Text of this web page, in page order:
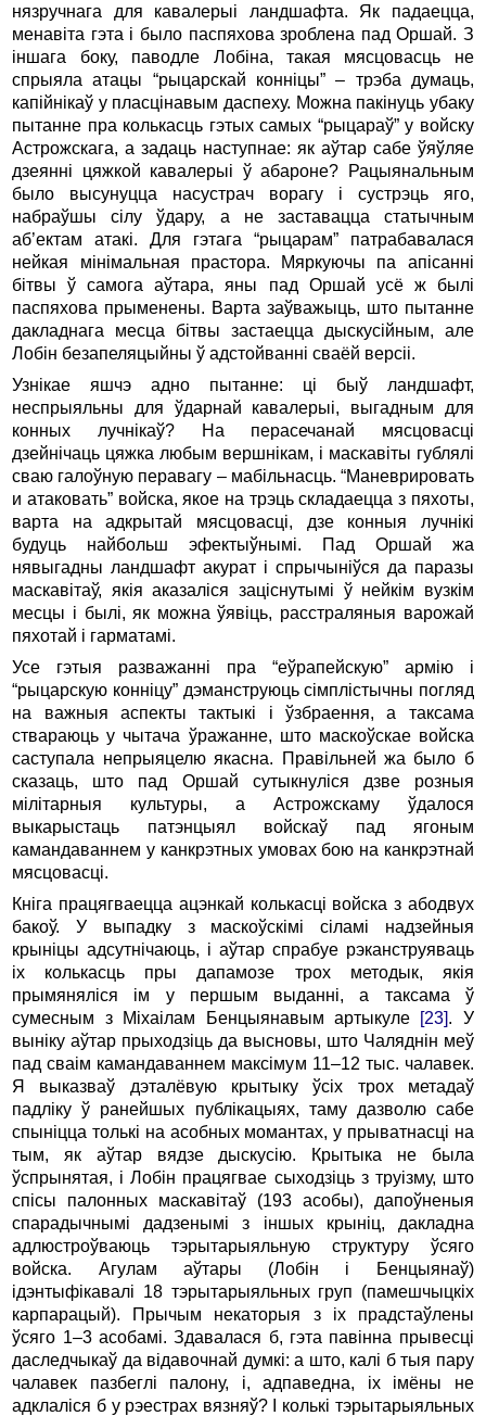
нязручнага для кавалерыі ландшафта. Як падаецца,
менавіта гэта і было паспяхова зроблена пад Оршай. З
іншага боку, паводле Лобіна, такая мясцовасць не
спрыяла атацы “рыцарскай конніцы” – трэба думаць,
капійнікаў у пласцінавым даспеху. Можна пакінуць убаку
пытанне пра колькасць гэтых самых “рыцараў” у войску
Астрожскага, а задаць наступнае: як аўтар сабе ўяўляе
дзеянні цяжкой кавалерыі ў абароне? Рацыянальным
было высунуцца насустрач ворагу і сустрэць яго,
набраўшы сілу ўдару, а не заставацца статычным
аб’ектам атакі. Для гэтага “рыцарам” патрабавалася
нейкая мінімальная прастора. Мяркуючы па апісанні
бітвы ў самога аўтара, яны пад Оршай усё ж былі
паспяхова прыменены. Варта заўважыць, што пытанне
дакладнага месца бітвы застаецца дыскусійным, але
Лобін безапеляцыйны ў адстойванні сваёй версіі.
Узнікае яшчэ адно пытанне: ці быў ландшафт,
неспрыяльны для ўдарнай кавалерыі, выгадным для
конных лучнікаў? На перасечанай мясцовасці
дзейнічаць цяжка любым вершнікам, і маскавіты гублялі
сваю галоўную перавагу – мабільнасць. “Маневрировать
и атаковать” войска, якое на трэць складаецца з пяхоты,
варта на адкрытай мясцовасці, дзе конныя лучнікі
будуць найбольш эфектыўнымі. Пад Оршай жа
нявыгадны ландшафт акурат і спрычыніўся да паразы
маскавітаў, якія аказаліся заціснутымі ў нейкім вузкім
месцы і былі, як можна ўявіць, расстраляныя варожай
пяхотай і гарматамі.
Усе гэтыя разважанні пра “еўрапейскую” армію і
“рыцарскую конніцу” дэманструюць сімплістычны погляд
на важныя аспекты тактыкі і ўзбраення, а таксама
ствараюць у чытача ўражанне, што маскоўскае войска
саступала непрыяцелю якасна. Правільней жа было б
сказаць, што пад Оршай сутыкнуліся дзве розныя
мілітарныя культуры, а Астрожскаму ўдалося
выкарыстаць патэнцыял войскаў пад ягоным
камандаваннем у канкрэтных умовах бою на канкрэтнай
мясцовасці.
Кніга працягваецца ацэнкай колькасці войска з абодвух
бакоў. У выпадку з маскоўскімі сіламі надзейныя
крыніцы адсутнічаюць, і аўтар спрабуе рэканструяваць
іх колькасць пры дапамозе трох методык, якія
прымяняліся ім у першым выданні, а таксама ў
сумесным з Міхаілам Бенцыянавым артыкуле [23]. У
выніку аўтар прыходзіць да высновы, што Чаляднін меў
пад сваім камандаваннем максімум 11–12 тыс. чалавек.
Я выказваў дэталёвую крытыку ўсіх трох метадаў
падліку ў ранейшых публікацыях, таму дазволю сабе
спыніцца толькі на асобных момантах, у прыватнасці на
тым, як аўтар вядзе дыскусію. Крытыка не была
ўспрынятая, і Лобін працягвае сыходзіць з труізму, што
спісы палонных маскавітаў (193 асобы), дапоўненыя
спарадычнымі дадзенымі з іншых крыніц, дакладна
адлюстроўваюць тэрытарыяльную структуру ўсяго
войска. Агулам аўтары (Лобін і Бенцыянаў)
ідэнтыфікавалі 18 тэрытарыяльных груп (памешчыцкіх
карпарацый). Прычым некаторыя з іх прадстаўлены
ўсяго 1–3 асобамі. Здавалася б, гэта павінна прывесці
даследчыкаў да відавочнай думкі: а што, калі б тыя пару
чалавек пазбеглі палону, і, адпаведна, іх імёны не
адклаліся б у рэестрах вязняў? І колькі тэрытарыяльных